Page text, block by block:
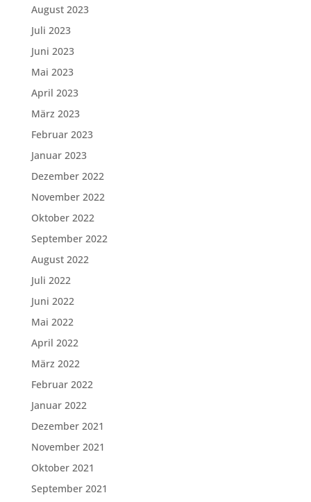
August 2023
Juli 2023
Juni 2023
Mai 2023
April 2023
März 2023
Februar 2023
Januar 2023
Dezember 2022
November 2022
Oktober 2022
September 2022
August 2022
Juli 2022
Juni 2022
Mai 2022
April 2022
März 2022
Februar 2022
Januar 2022
Dezember 2021
November 2021
Oktober 2021
September 2021